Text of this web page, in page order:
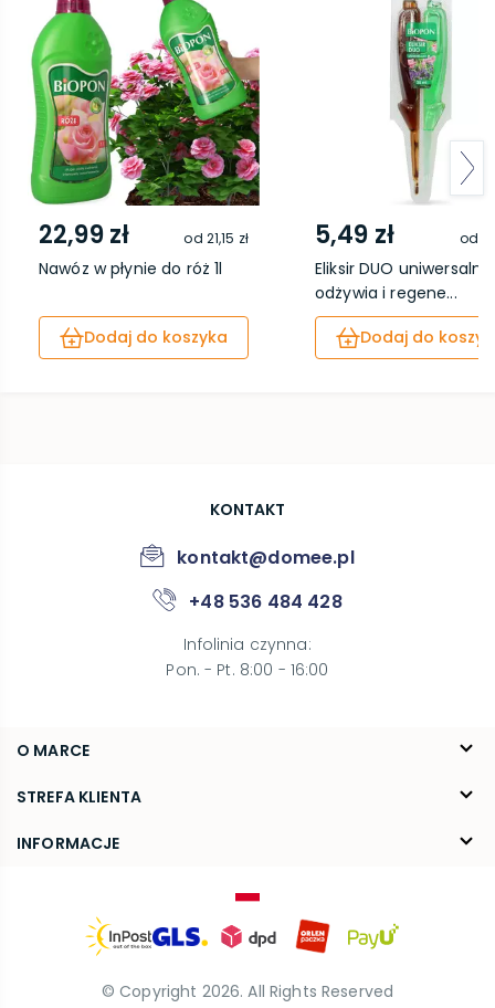
22,99 zł od 21,15 zł
Nawóz w płynie do róż 1l
Dodaj do koszyka
5,49 zł od
Eliksir DUO uniwersalny
odżywia i regene...
Dodaj do
O MARCE
O nas
Blog
STREFA KLIENTA
FAQ
Reklamacje i zwroty
INFORMACJE
Polityka prywatności
KONTAKT
kontakt@domee.pl
+48 536 484 428
Infolinia czynna:
Pon. - Pt. 8:00 - 16:00
© Copyright 2026. All Rights Reserved